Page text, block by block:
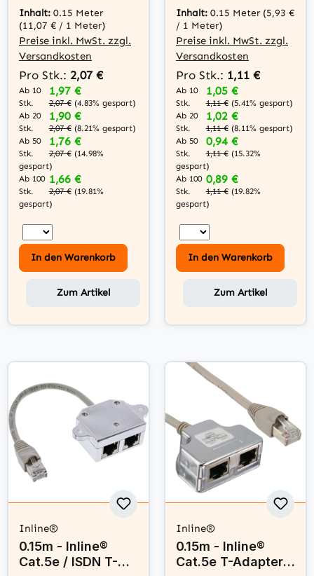
Adapterkab., 2x
3,5mm ST / 3,5mm
BU 3pol
Inhalt: 0.15 Meter
(11,07 € / 1 Meter)
Preise inkl. MwSt. zzgl.
Versandkosten
Pro Stk.: 2,07 €
Ab 10
Stk.
1,97 €
2,07 € (4.83% gespart)
Ab 20
Stk.
1,90 €
2,07 € (8.21% gespart)
Ab 50
Stk.
1,76 €
2,07 € (14.98%
gespart)
Ab 100
Stk.
1,66 €
2,07 € (19.81%
gespart)
In den Warenkorb
Zum Artikel
Klinke ST an 2x BU
Inhalt: 0.15 Meter (5,93 €
/ 1 Meter)
Preise inkl. MwSt. zzgl.
Versandkosten
Pro Stk.: 1,11 €
Ab 10
Stk.
1,05 €
1,11 € (5.41% gespart)
Ab 20
Stk.
1,02 €
1,11 € (8.11% gespart)
Ab 50
Stk.
0,94 €
1,11 € (15.32%
gespart)
Ab 100
Stk.
0,89 €
1,11 € (19.82%
gespart)
In den Warenkorb
Zum Artikel
Inline®
0.15m - Inline®
Cat.5e / ISDN T-
Inline®
0.15m - Inline®
Cat.5e T-Adapter